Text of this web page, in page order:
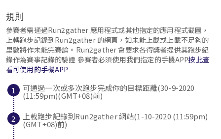
規則
參賽者需通過Run2gather 應用程式或其他指定的應用程式截圖，
上轉跑步記錄到Run2gather 的網頁，如未能上載或上載不足夠的
里數將作未能完賽論。Run2gather 會要求各得獎者提供其跑步紀
錄作為賽事記錄的驗證 參賽者必須使用我們指定的手機APP按此查
看可使用的手機APP
可通過一次或多次跑步完成你的目標距離(30-9-2020
(11:59pm)(GMT+08)前)
上載跑步記錄到Run2gather 網站(1-10-2020 (11:59pm)
(GMT+08)前)